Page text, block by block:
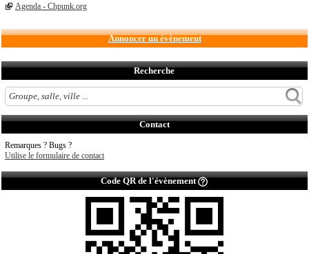
Agenda - Chpunk.org
Annoncer un évènement
Recherche
Contact
Remarques ? Bugs ?
Utilise le formulaire de contact
Code QR de l'évènement